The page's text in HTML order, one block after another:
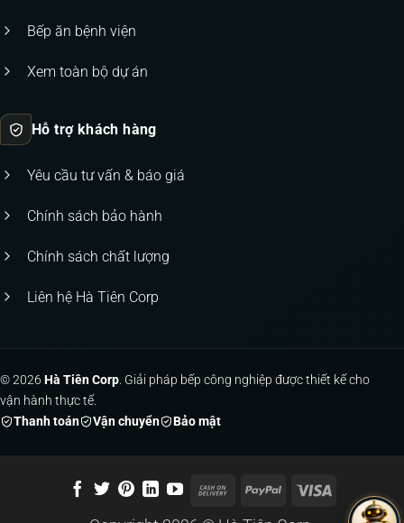
Bếp ăn bệnh viện
Xem toàn bộ dự án
Hỗ trợ khách hàng
Yêu cầu tư vấn & báo giá
Chính sách bảo hành
Chính sách chất lượng
Liên hệ Hà Tiên Corp
© 2026 Hà Tiên Corp. Giải pháp bếp công nghiệp được thiết kế cho
vận hành thực tế.
Thanh toán
Vận chuyển Bảo mật
Cash
PayPalVisa